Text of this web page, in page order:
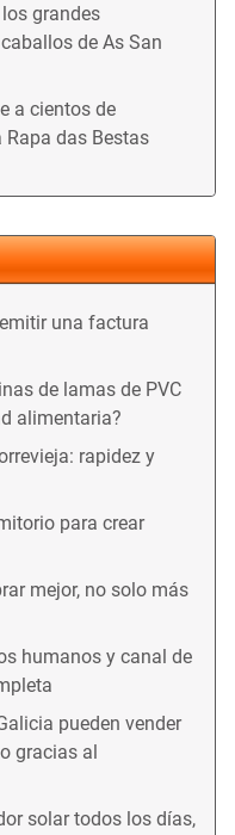
grandes
de As San
a cientos de
das Bestas
una factura
de lamas de PVC
alimentaria?
rapidez y
para crear
mejor, no solo más
humanos y canal de
pueden vender
gracias al
solar todos los días,